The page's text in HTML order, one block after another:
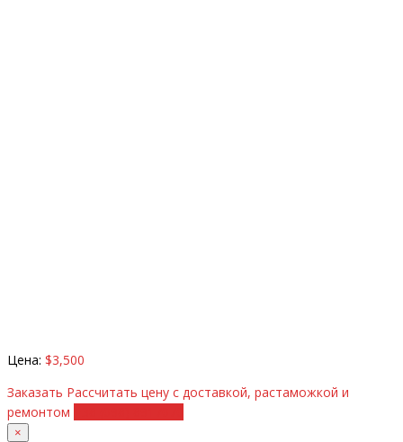
Цена: $3,500
Заказать Рассчитать цену с доставкой, растаможкой и
ремонтом
×